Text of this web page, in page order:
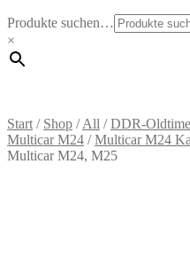
Produkte suchen…
×
Start / Shop /All /DDR-
Multicar M24 /Multicar M24
Multicar M24, M25